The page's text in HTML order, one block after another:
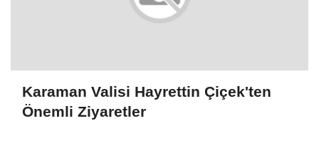
Karaman Valisi Hayrettin Çiçek'ten
Önemli Ziyaretler